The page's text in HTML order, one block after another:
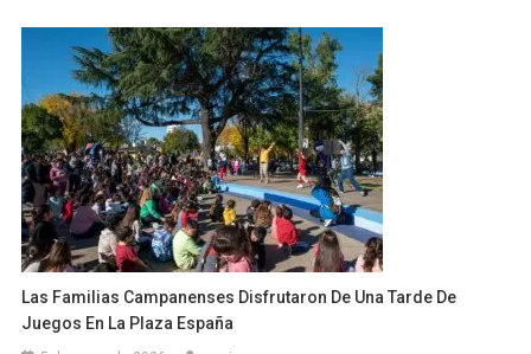
Las Familias Campanenses Disfrutaron De Una Tarde De
Juegos En La Plaza España